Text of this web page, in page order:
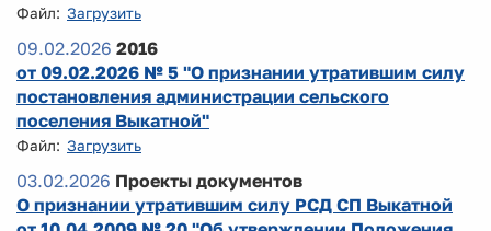
Файл: Загрузить
09.02.2026 2016
от 09.02.2026 № 5 "О признании утратившим силу
постановления администрации сельского
поселения Выкатной"
Файл: Загрузить
03.02.2026 Проекты документов
О признании утратившим силу РСД СП Выкатной